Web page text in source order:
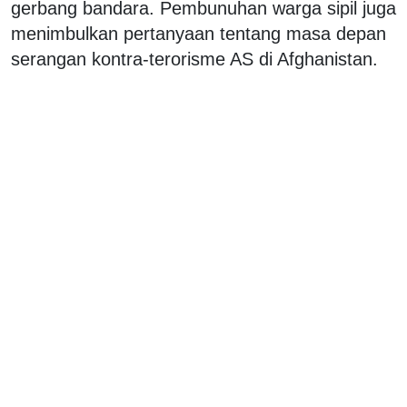
gerbang bandara. Pembunuhan warga sipil juga
menimbulkan pertanyaan tentang masa depan
serangan kontra-terorisme AS di Afghanistan.